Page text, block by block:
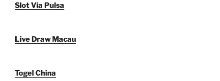
Slot Via Pulsa
Live Draw Macau
Togel China